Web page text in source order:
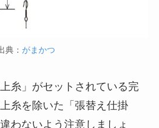
典： がまかつ
糸」がセットされている完
糸を除いた「張替え仕掛
わないよう注意しましょ